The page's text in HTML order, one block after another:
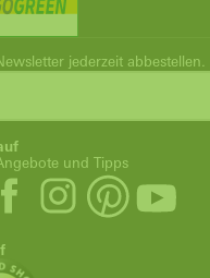
jederzeit abbestellen.
und Tipps